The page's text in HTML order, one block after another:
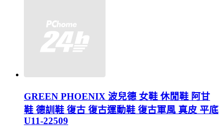
GREEN PHOENIX 波兒德 女鞋 休閒鞋 阿甘
鞋 德訓鞋 復古 復古運動鞋 復古軍風 真皮 平底
U11-22509